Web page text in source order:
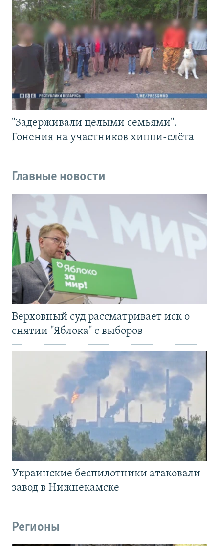
"Задерживали целыми семьями".
Гонения на участников хиппи-слёта
Главные новости
Верховный суд рассматривает иск о
снятии "Яблока" с выборов
Украинские беспилотники атаковали
завод в Нижнекамске
Регионы